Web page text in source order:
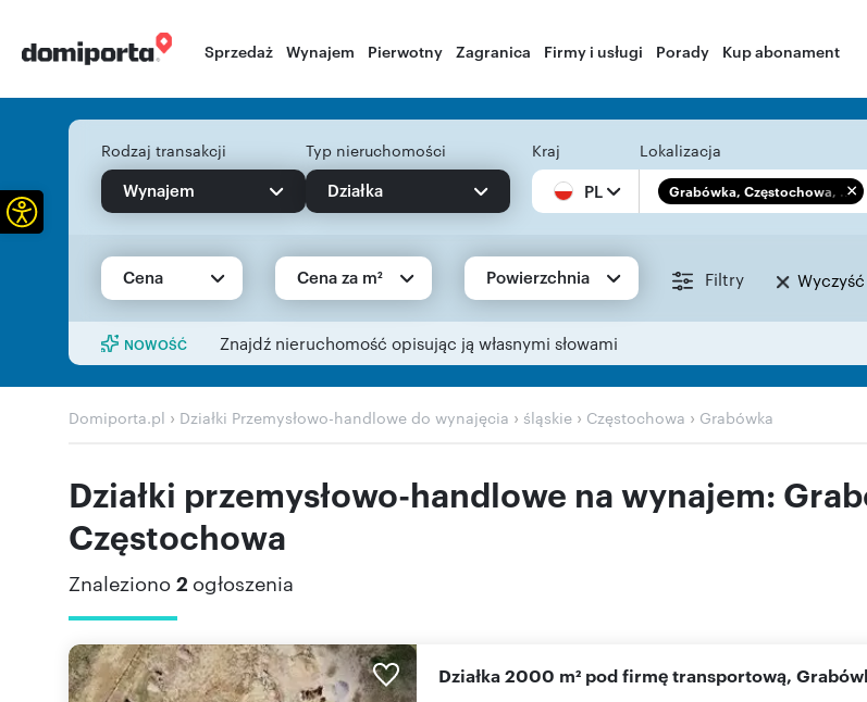
Sprzedaż Wynajem Pierwotny Zagranica Firmy i usługi Porady Kup abonament
Rodzaj transakcji
Wynajem
Typ nieruchomości
Działka
Kraj
PL
Lokalizacja
Grabówka, Częstochowa, ...
Cena Cena za m² Powierzchnia Filtry
NOWOŚĆ Znajdź nieruchomość opisując ją własnymi słowami
Domiporta.pl › Działki Przemysłowo-handlowe do wynajęcia › śląskie › Częstochowa › Grabówka
Działki przemysłowo-handlowe na wynajem:
Częstochowa
Znaleziono 2 ogłoszenia
Działka 2000 m² pod firmę transportową,
Otwórz pasek narzędzi